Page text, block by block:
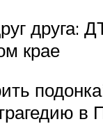
друга:
крае
в